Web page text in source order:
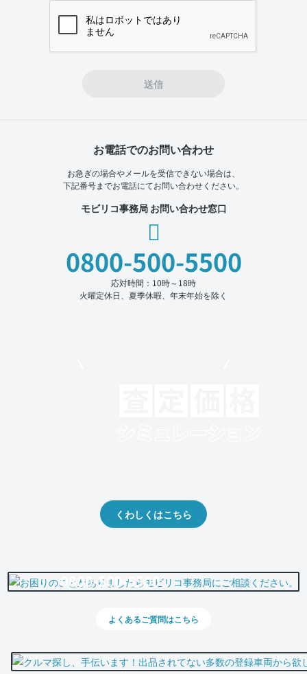
送信
お電話でのお問い合わせ
お急ぎの場合やメールを受信できない場合は、
下記番号までお電話にてお問い合わせください。
モビリコ事務局 お問い合わせ窓口
0800-500-5500
応対時間：10時～18時
火曜定休日、夏季休暇、年末年始を除く
くわしくはこちら
0800-500-5500
よくあるご質問はこちら